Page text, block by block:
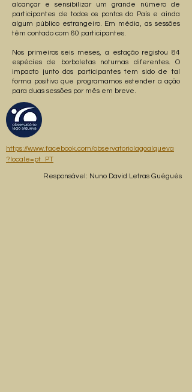
alcançar e sensibilizar um grande número de
participantes de todos os pontos do País e ainda
algum público estrangeiro. Em média, as sessões
têm contado com 60 participantes.
Nos primeiros seis meses, a estação registou 84
espécies de borboletas noturnas diferentes. O
impacto junto dos participantes tem sido de tal
forma positivo que programamos estender a ação
para duas sessões por mês em breve.
https://www.facebook.com/observatoriolagoalqueva
?locale=pt_PT
Responsável: Nuno David Letras Guégués